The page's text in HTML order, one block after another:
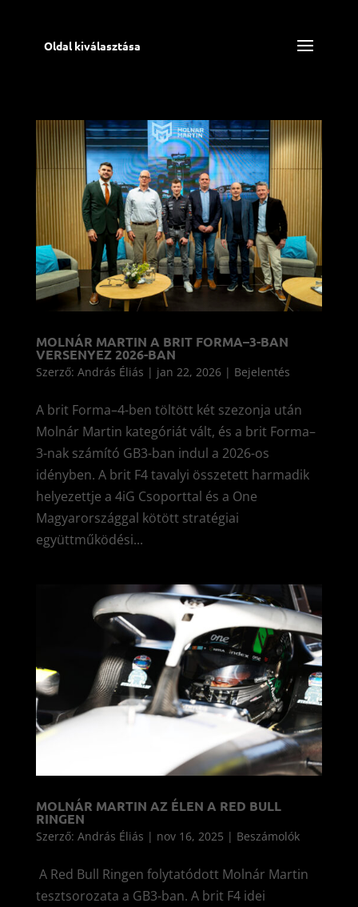
Oldal kiválasztása
MOLNÁR MARTIN A BRIT FORMA–3-BAN
VERSENYEZ 2026-BAN
Szerző: András Éliás | jan 22, 2026| Bejelentés
A brit Forma–4-ben töltött két szezonja után
Molnár Martin kategóriát vált, és a brit Forma–
3-nak számító GB3-ban indul a 2026-os
idényben. A brit F4 tavalyi összetett harmadik
helyezettje a 4iG Csoporttal és a One
Magyarországgal kötött stratégiai
együttműködési...
MOLNÁR MARTIN AZ ÉLEN A RED BULL
RINGEN
Szerző: András Éliás | nov 16, 2025 | Beszámolók
A Red Bull Ringen folytatódott Molnár Martin
tesztsorozata a GB3-ban. A brit F4 idei